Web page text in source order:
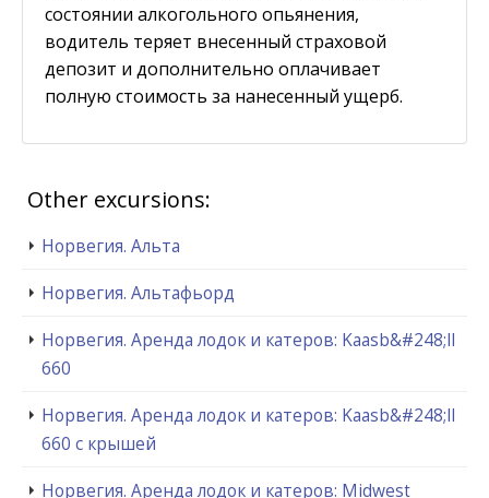
состоянии алкогольного опьянения,
водитель теряет внесенный страховой
депозит и дополнительно оплачивает
полную стоимость за нанесенный ущерб.
Other excursions:
Норвегия. Альта
Норвегия. Альтафьорд
Норвегия. Аренда лодок и катеров: Kaasb&#248;ll
660
Норвегия. Аренда лодок и катеров: Kaasb&#248;ll
660 с крышей
Норвегия. Аренда лодок и катеров: Midwest